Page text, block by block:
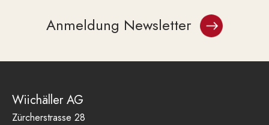
Anmeldung Newsletter
Wiichäller AG
Zürcherstrasse 28